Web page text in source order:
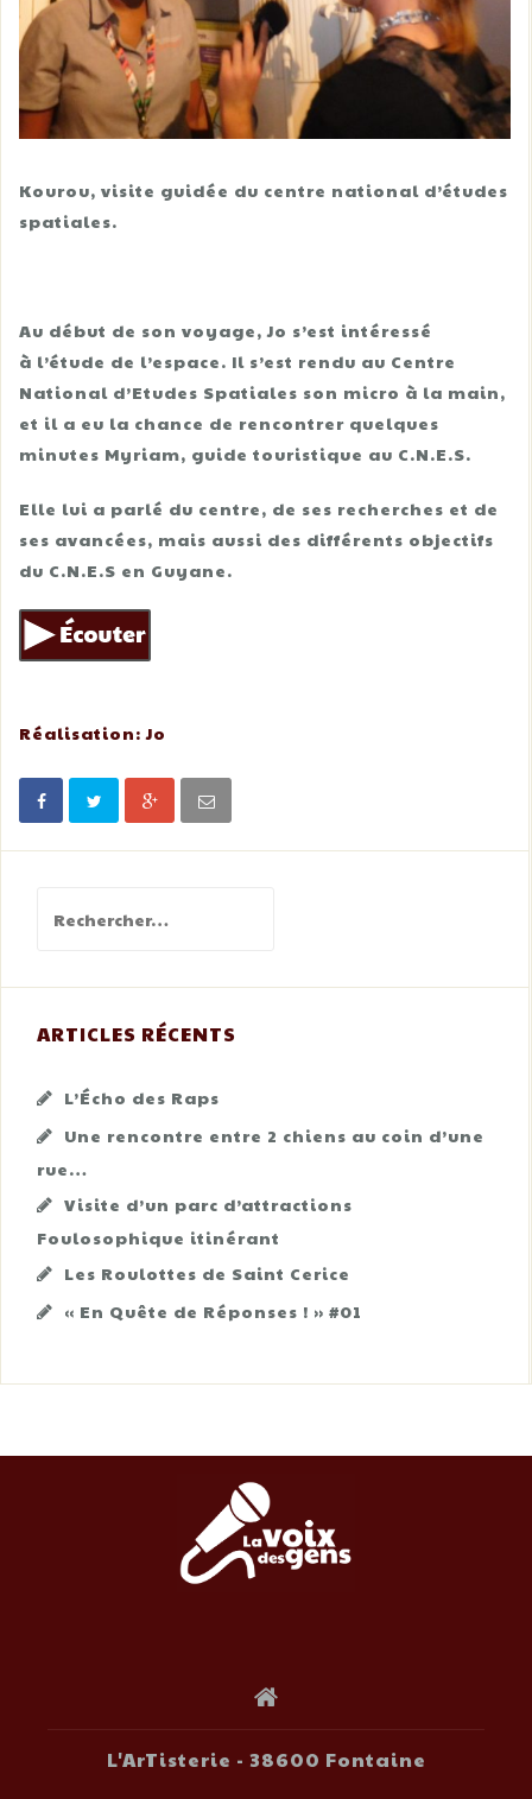
Kourou, visite guidée du centre national d’études
spatiales.
Au début de son voyage, Jo s’est intéressé
à l’étude de l’espace. Il s’est rendu au Centre
National d’Etudes Spatiales son micro à la main,
et il a eu la chance de rencontrer quelques
minutes Myriam, guide touristique au C.N.E.S.
Elle lui a parlé du centre, de ses recherches et de
ses avancées, mais aussi des différents objectifs
du C.N.E.S en Guyane.
Réalisation: Jo
ARTICLES RÉCENTS
L’Écho des Raps
Une rencontre entre 2 chiens au coin d’une
rue…
Visite d’un parc d’attractions
Foulosophique itinérant
Les Roulottes de Saint Cerice
« En Quête de Réponses ! » #01
L'ArTisterie - 38600 Fontaine